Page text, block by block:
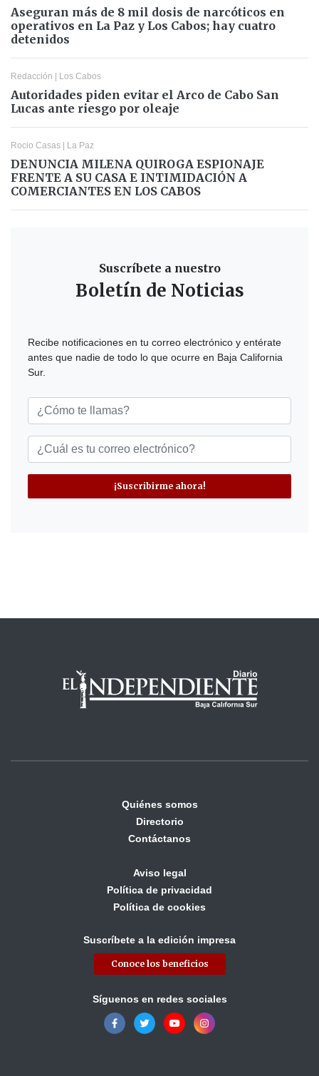
Aseguran más de 8 mil dosis de narcóticos en
operativos en La Paz y Los Cabos; hay cuatro
detenidos
Redacción Los Cabos
Autoridades piden evitar el Arco de Cabo San
Lucas ante riesgo por oleaje
Rocio Casas La Paz
DENUNCIA MILENA QUIROGA ESPIONAJE
FRENTE A SU CASA E INTIMIDACIÓN A
COMERCIANTES EN LOS CABOS
Suscríbete a nuestro
Boletín de Noticias
Recibe notificaciones en tu correo electrónico y entérate
antes que nadie de todo lo que ocurre en Baja California
Sur.
¡Suscribirme ahora!
Quiénes somos
Directorio
Contáctanos
Aviso legal
Política de privacidad
Política de cookies
Suscríbete a la edición impresa
Conoce los beneficios
Síguenos en redes sociales